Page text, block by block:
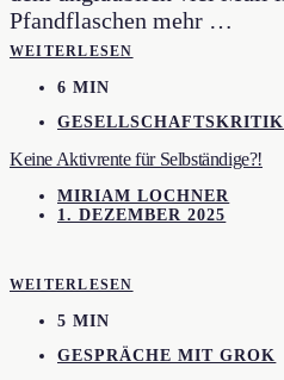
WEITERLESEN
6 MIN
GESELLSCHAFTSKRITIK
Keine Aktivrente für Selbständige?!
MIRIAM LOCHNER
1. DEZEMBER 2025
WEITERLESEN
5 MIN
GESPRÄCHE MIT GROK